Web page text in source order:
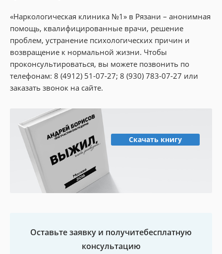
«Наркологическая клиника №1» в Рязани – анонимная
помощь, квалифицированные врачи, решение
проблем, устранение психологических причин и
возвращение к нормальной жизни. Чтобы
проконсультироваться, вы можете позвонить по
телефонам: 8 (4912) 51-07-27; 8 (930) 783-07-27 или
заказать звонок на сайте.
Скачать книгу
Оставьте заявку и получитебесплатную
консультацию